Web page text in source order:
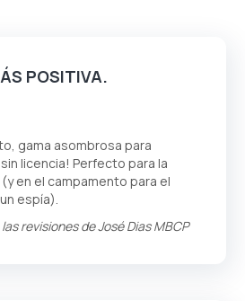
POSITIVA.
gama asombrosa para
licencia! Perfecto para la
en el campamento para el
espía).
las revisiones deJosé Dias MBCP